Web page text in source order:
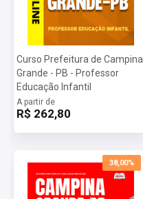
Curso Prefeitura de Campina
Grande - PB - Professor
Educação Infantil
A partir de
R$ 262,80
38,00%